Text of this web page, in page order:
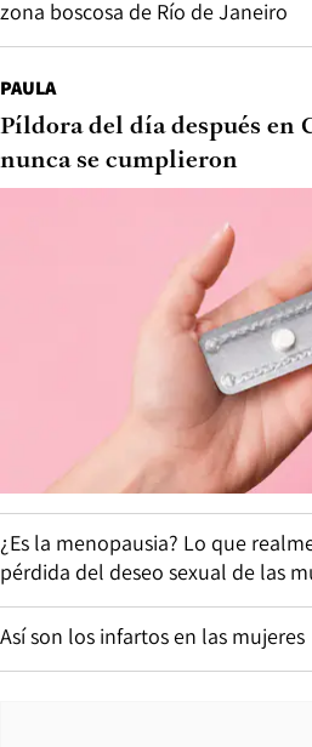
zona boscosa de Río de Janeiro
PAULA
Píldora del día después en
nunca se cumplieron
¿Es la menopausia? Lo que
pérdida del deseo sexual de las
Así son los infartos en las mujeres